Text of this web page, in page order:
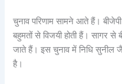
चुनाव परिणाम सामने आते हैं। बीजेपी
बहुमतों से विजयी होती हैं। सागर
जाते हैं। इस चुनाव में निधि सुनील
है।